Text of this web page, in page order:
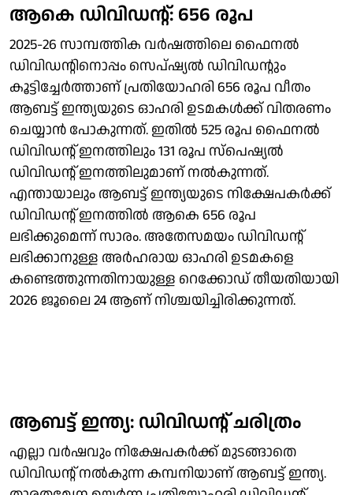
ആകെ ഡിവിഡന്റ്: 656 രൂപ
2025-26 സാമ്പത്തിക വർഷത്തിലെ ഫൈനൽ
ഡിവിഡന്റിനൊപ്പം സെപ്ഷ്യൽ ഡിവിഡന്റും
കൂട്ടിച്ചേർത്താണ് പ്രതിയോഹരി 656 രൂപ വീതം
ആബട്ട് ഇന്ത്യയുടെ ഓഹരി ഉടമകൾക്ക് വിതരണം
ചെയ്യാൻ പോകുന്നത്. ഇതിൽ 525 രൂപ ഫൈനൽ
ഡിവിഡന്റ് ഇനത്തിലും 131 രൂപ സ്പെഷ്യൽ
‍ഡിവിഡന്റ് ഇനത്തിലുമാണ് നൽകുന്നത്.
എന്തായാലും ആബട്ട് ഇന്ത്യയുടെ നിക്ഷേപകർക്ക്
ഡിവിഡന്റ് ഇനത്തിൽ ആകെ 656 രൂപ
ലഭിക്കുമെന്ന് സാരം. അതേസമയം ഡിവിഡന്റ്
ലഭിക്കാനുള്ള അർഹരായ ഓഹരി ഉടമകളെ
കണ്ടെത്തുന്നതിനായുള്ള റെക്കോഡ് തീയതിയായി
2026 ജൂലൈ 24 ആണ് നിശ്ചയിച്ചിരിക്കുന്നത്.
ആബട്ട് ഇന്ത്യ: ഡിവിഡന്റ് ചരിത്രം
എല്ലാ വർഷവും നിക്ഷേപകർക്ക് മുടങ്ങാതെ
ഡിവിഡന്റ് നൽകുന്ന കമ്പനിയാണ് ആബട്ട് ഇന്ത്യ.